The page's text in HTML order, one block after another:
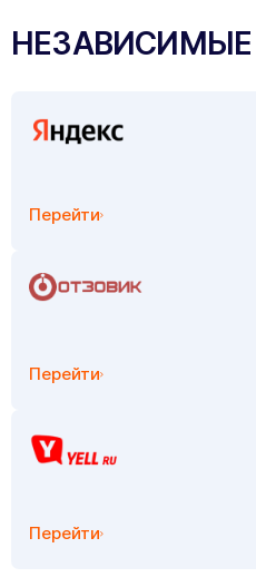
НЕЗАВИСИМЫЕ
Перейти
Перейти
Перейти